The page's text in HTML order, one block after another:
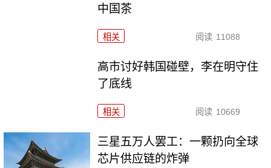
中国茶
相关 阅读 11088
高市讨好韩国碰壁，李在明守住
了底线
相关 阅读 10669
三星五万人罢工：一颗扔向全球
芯片供应链的炸弹